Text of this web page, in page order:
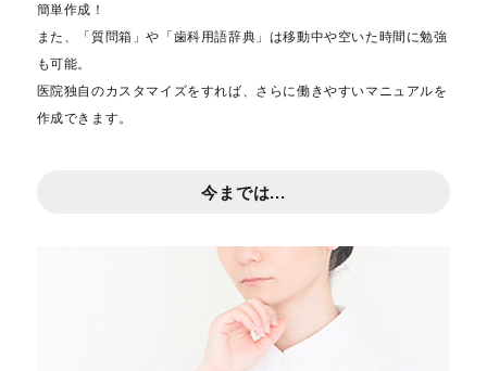
簡単作成！
また、「質問箱」や「歯科用語辞典」は移動中や空いた時間に勉強
も可能。
医院独自のカスタマイズをすれば、さらに働きやすいマニュアルを
作成できます。
今までは...